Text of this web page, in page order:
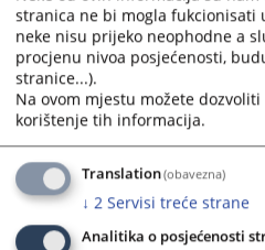
stranica ne bi mogla fukcionisati
neke nisu prijeko neophodne a
procjenu nivoa posjećenosti,
stranice...).
Na ovom mjestu možete
korištenje tih informacija.
Translation(obavezna)
↓ 2 Servisi treće strane
Analitika o posjećenosti